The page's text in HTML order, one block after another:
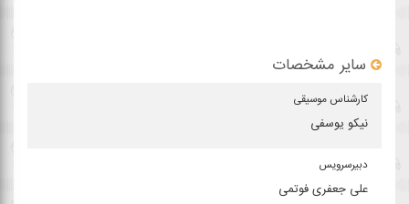
سایر مشخصات
كارشناس موسیقی
نیکو یوسفی
دبیرسرویس
علی جعفری فوتمی